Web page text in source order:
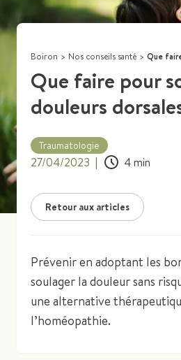
Boiron > Nos conseils santé > Que faire
Que faire pour
douleurs
Traumatologie
27/04/2023 | 4min
Retour aux articles
Prévenir en adoptant les
soulager la douleur sans
une alternative
l’homéopathie.